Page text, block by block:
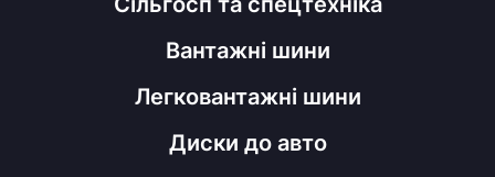
Вантажні шини
Легковантажні шини
Диски до авто